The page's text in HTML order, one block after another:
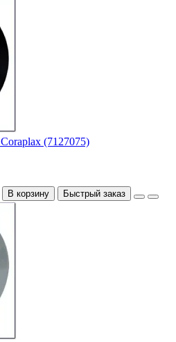
(7127075)
В корзину Быстрый заказ